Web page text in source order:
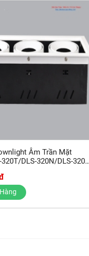
Âm Trần Mặt
DLS-320N/DLS-320V